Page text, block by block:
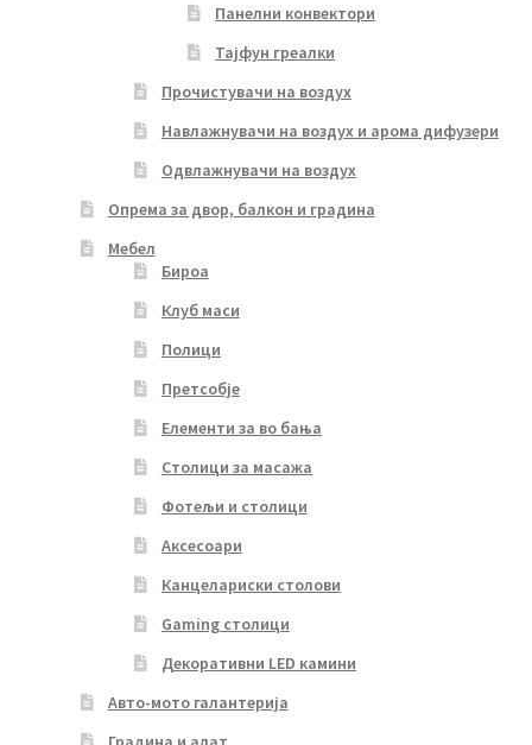
Панелни конвектори
Тајфун греалки
Прочистувачи на воздух
Навлажнувачи на воздух и арома дифузери
Одвлажнувачи на воздух
Опрема за двор, балкон и градина
Мебел
Бироа
Клуб маси
Полици
Претсобје
Елементи за во бања
Столици за масажа
Фотељи и столици
Аксесоари
Канцелариски столови
Gaming столици
Декоративни LED камини
Авто-мото галантерија